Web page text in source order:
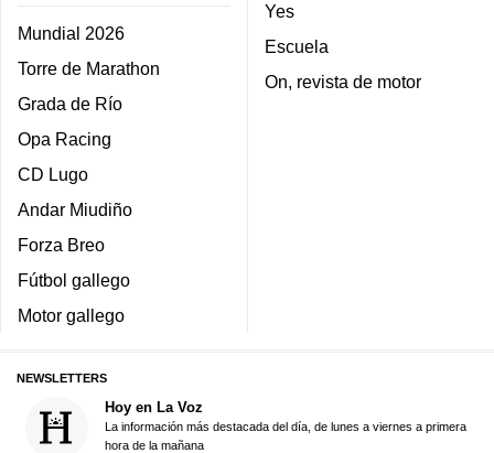
Mundial 2026
Torre de Marathon
Grada de Río
Opa Racing
CD Lugo
Andar Miudiño
Forza Breo
Fútbol gallego
Motor gallego
Yes
Escuela
On, revista de motor
NEWSLETTERS
Hoy en La Voz
La información más destacada del día, de lunes a viernes a primera
hora de la mañana